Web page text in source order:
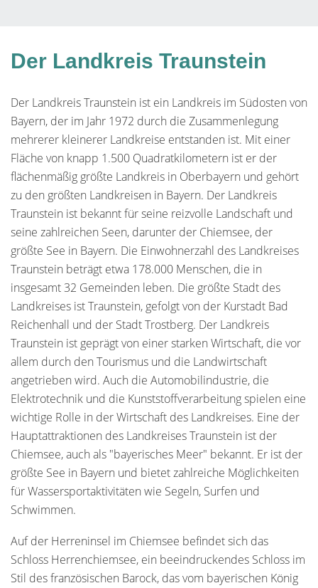
Der Landkreis Traunstein
Der Landkreis Traunstein ist ein Landkreis im Südosten von
Bayern, der im Jahr 1972 durch die Zusammenlegung
mehrerer kleinerer Landkreise entstanden ist. Mit einer
Fläche von knapp 1.500 Quadratkilometern ist er der
flächenmäßig größte Landkreis in Oberbayern und gehört
zu den größten Landkreisen in Bayern. Der Landkreis
Traunstein ist bekannt für seine reizvolle Landschaft und
seine zahlreichen Seen, darunter der Chiemsee, der
größte See in Bayern. Die Einwohnerzahl des Landkreises
Traunstein beträgt etwa 178.000 Menschen, die in
insgesamt 32 Gemeinden leben. Die größte Stadt des
Landkreises ist Traunstein, gefolgt von der Kurstadt Bad
Reichenhall und der Stadt Trostberg. Der Landkreis
Traunstein ist geprägt von einer starken Wirtschaft, die vor
allem durch den Tourismus und die Landwirtschaft
angetrieben wird. Auch die Automobilindustrie, die
Elektrotechnik und die Kunststoffverarbeitung spielen eine
wichtige Rolle in der Wirtschaft des Landkreises. Eine der
Hauptattraktionen des Landkreises Traunstein ist der
Chiemsee, auch als "bayerisches Meer" bekannt. Er ist der
größte See in Bayern und bietet zahlreiche Möglichkeiten
für Wassersportaktivitäten wie Segeln, Surfen und
Schwimmen.
Auf der Herreninsel im Chiemsee befindet sich das
Schloss Herrenchiemsee, ein beeindruckendes Schloss im
Stil des französischen Barock, das vom bayerischen König